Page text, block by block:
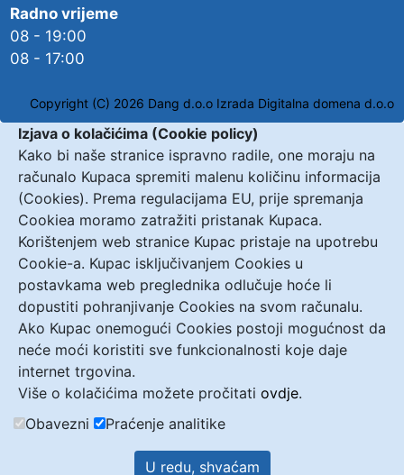
Radno vrijeme
08 - 19:00
08 - 17:00
Copyright (C) 2026 Dang d.o.o Izrada Digitalna domena d.o.o
Izjava o kolačićima (Cookie policy)
Kako bi naše stranice ispravno radile, one moraju na
računalo Kupaca spremiti malenu količinu informacija
(Cookies). Prema regulacijama EU, prije spremanja
Cookiea moramo zatražiti pristanak Kupaca.
Korištenjem web stranice Kupac pristaje na upotrebu
Cookie-a. Kupac isključivanjem Cookies u
postavkama web preglednika odlučuje hoće li
dopustiti pohranjivanje Cookies na svom računalu.
Ako Kupac onemogući Cookies postoji mogućnost da
neće moći koristiti sve funkcionalnosti koje daje
internet trgovina.
Više o kolačićima možete pročitati ovdje.
Obavezni
Praćenje analitike
U redu, shvaćam